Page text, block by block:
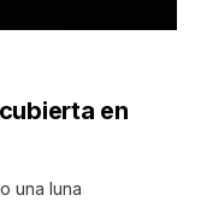
en
una luna